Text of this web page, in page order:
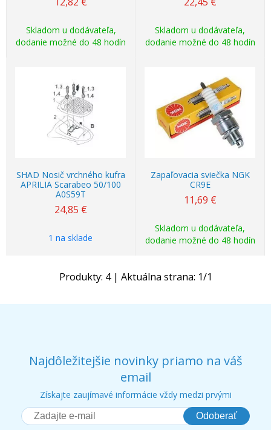
Skladom u dodávateľa,
dodanie možné do 48 hodín
Skladom u dodávateľa,
dodanie možné do 48 hodín
SHAD Nosič vrchného kufra
APRILIA Scarabeo 50/100
A0S59T
24,85 €
1 na sklade
Zapaľovacia sviečka NGK
CR9E
11,69 €
Skladom u dodávateľa,
dodanie možné do 48 hodín
Produkty: 4| Aktuálna strana: 1/1
Najdôležitejšie novinky priamo na váš
email
Získajte zaujímavé informácie vždy medzi prvými
Odoberať